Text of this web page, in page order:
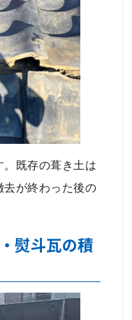
既存の葺き土は
去が終わった後の
熨斗瓦の積